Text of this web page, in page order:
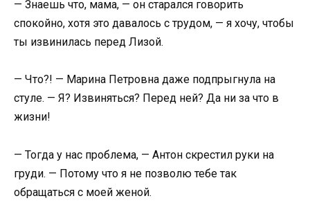
— Знаешь что, мама, — он старался говорить
спокойно, хотя это давалось с трудом, — я хочу, чтобы
ты извинилась перед Лизой.
— Что?! — Марина Петровна даже подпрыгнула на
стуле. — Я? Извиняться? Перед ней? Да ни за что в
жизни!
— Тогда у нас проблема, — Антон скрестил руки на
груди. — Потому что я не позволю тебе так
обращаться с моей женой.